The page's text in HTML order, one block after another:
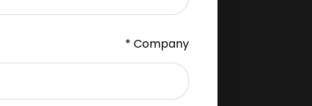
Company *